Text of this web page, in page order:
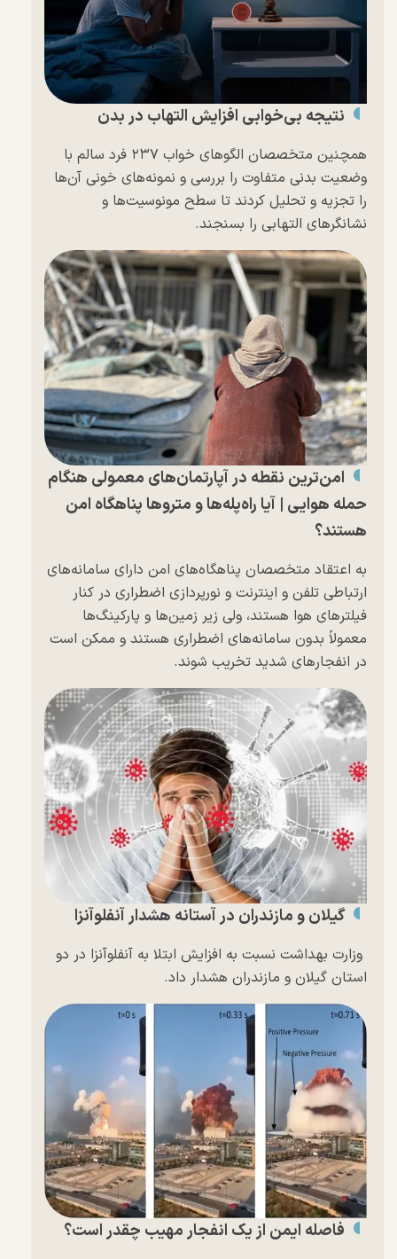
نتیجه بی‌خوابی افزایش التهاب در بدن
همچنین متخصصان الگوهای خواب ۲۳۷ فرد سالم با
وضعیت بدنی متفاوت را بررسی و نمونه‌های خونی آن‌ها
را تجزیه و تحلیل کردند تا سطح مونوسیت‌ها و
نشانگرهای التهابی را بسنجند.
امن‌ترین نقطه در آپارتمان‌های معمولی هنگام
حمله هوایی | آیا راه‌پله‌ها و مترو‌ها پناهگاه امن
هستند؟
به اعتقاد متخصصان پناهگاه‌های امن دارای سامانه‌های
ارتباطی تلفن و اینترنت و نورپردازی اضطراری در کنار
فیلتر‌های هوا هستند، ولی زیر زمین‌ها و پارکینگ‌ها
معمولاً بدون سامانه‌های اضطراری هستند و ممکن است
در انفجار‌های شدید تخریب شوند.
گیلان و مازندران در آستانه هشدار آنفلوآنزا
وزارت بهداشت نسبت به افزایش ابتلا به آنفلوآنزا در دو
استان گیلان و مازندران هشدار داد.
فاصله ایمن از یک انفجار مهیب چقدر است؟